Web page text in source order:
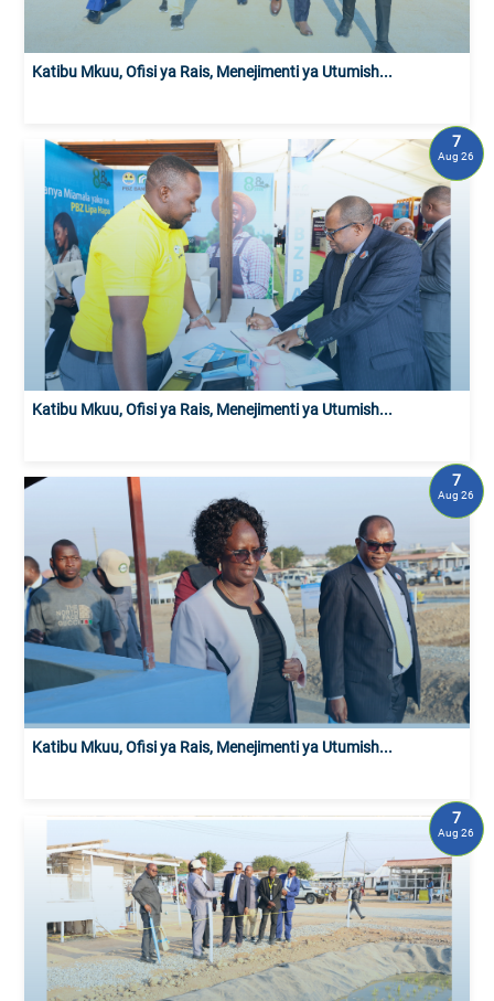
Katibu Mkuu, Ofisi ya Rais, Menejimenti ya Utumish...
Katibu Mkuu, Ofisi ya Rais, Menejimenti ya Utumish...
7
Aug 26
Katibu Mkuu, Ofisi ya Rais, Menejimenti ya Utumish...
7
Aug 26
7
Aug 26